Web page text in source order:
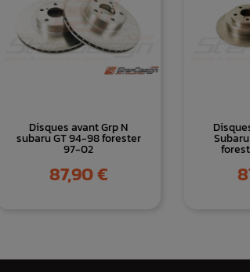
Disques avant Grp N
subaru GT 94-98 forester
97-02
Prix
87,90 €